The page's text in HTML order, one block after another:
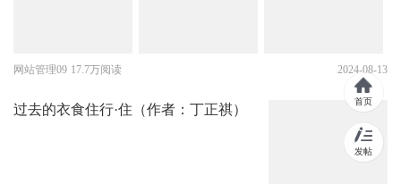
首页
发帖
网站管理09 17.7万阅读 2024-08-13
过去的衣食住行·住（作者：丁正祺）